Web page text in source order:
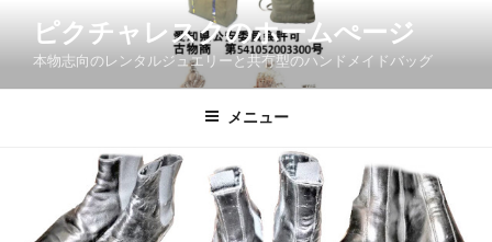
ン
ピクチャレスクのホームぺージ
本物志向のレンタルジュエリーと共有型のハンドメイドバッグ
メニュー